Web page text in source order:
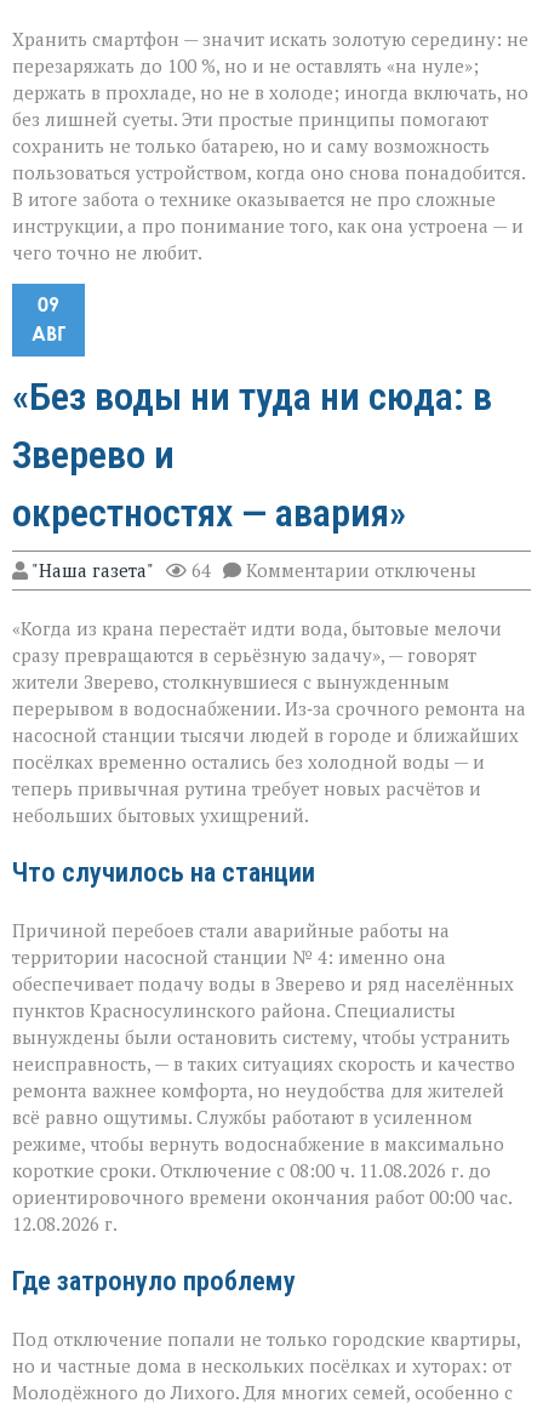
Хранить смартфон — значит искать золотую середину: не
перезаряжать до 100 %, но и не оставлять «на нуле»;
держать в прохладе, но не в холоде; иногда включать, но
без лишней суеты. Эти простые принципы помогают
сохранить не только батарею, но и саму возможность
пользоваться устройством, когда оно снова понадобится.
В итоге забота о технике оказывается не про сложные
инструкции, а про понимание того, как она устроена — и
чего точно не любит.
09
АВГ
«Без воды ни туда ни сюда: в
Зверево и
окрестностях — авария»
"Наша газета" 64 Комментарии к
записи
воды
ни
туда
ни
сюда:
в
Зверево
и
окрестностях —
отключены
«Когда из крана перестаёт идти вода, бытовые мелочи
сразу превращаются в серьёзную задачу», — говорят
жители Зверево, столкнувшиеся с вынужденным
перерывом в водоснабжении. Из‑за срочного ремонта на
насосной станции тысячи людей в городе и ближайших
посёлках временно остались без холодной воды — и
теперь привычная рутина требует новых расчётов и
небольших бытовых ухищрений.
Что случилось на станции
Причиной перебоев стали аварийные работы на
территории насосной станции № 4: именно она
обеспечивает подачу воды в Зверево и ряд населённых
пунктов Красносулинского района. Специалисты
вынуждены были остановить систему, чтобы устранить
неисправность, — в таких ситуациях скорость и качество
ремонта важнее комфорта, но неудобства для жителей
всё равно ощутимы. Службы работают в усиленном
режиме, чтобы вернуть водоснабжение в максимально
короткие сроки. Отключение с 08:00 ч. 11.08.2026 г. до
ориентировочного времени окончания работ 00:00 час.
12.08.2026 г.
Где затронуло проблему
Под отключение попали не только городские квартиры,
но и частные дома в нескольких посёлках и хуторах: от
Молодёжного до Лихого. Для многих семей, особенно с